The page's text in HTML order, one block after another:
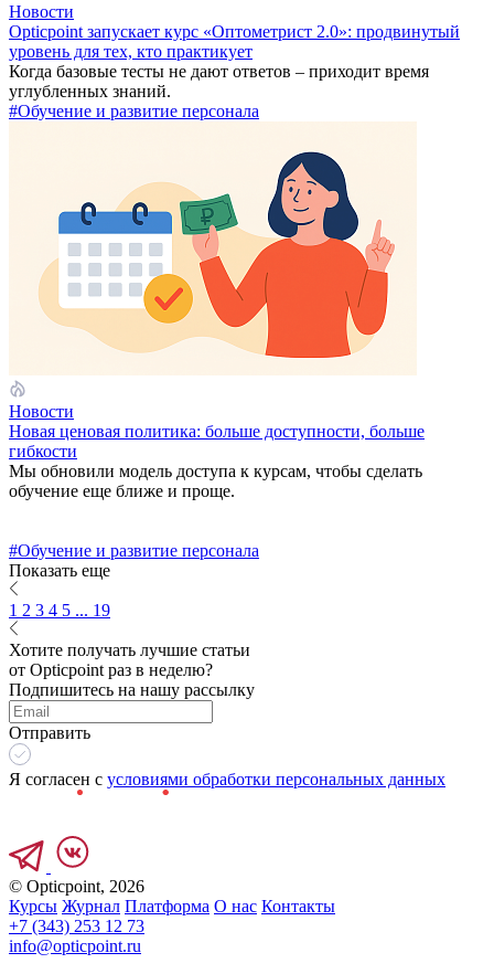
Новости
Opticpoint запускает курс «Оптометрист 2.0»: продвинутый
уровень для тех, кто практикует
Когда базовые тесты не дают ответов – приходит время
углубленных знаний.
#Обучение и развитие персонала
Новости
Новая ценовая политика: больше доступности, больше
гибкости
Мы обновили модель доступа к курсам, чтобы сделать
обучение еще ближе и проще.
#Обучение и развитие персонала
Показать еще
1 2 3 4 5 ... 19
Хотите получать лучшие статьи
от Opticpoint раз в неделю?
Подпишитесь на нашу рассылку
Отправить
Я согласен с условиями обработки персональных данных
© Opticpoint, 2026
Курсы Журнал Платформа О нас Контакты
+7 (343) 253 12 73
info@opticpoint.ru